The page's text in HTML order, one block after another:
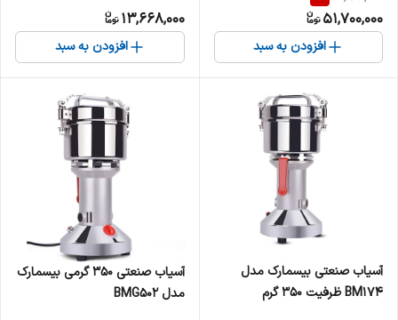
51,700,000
افزودن به سبد
13,668,000
افزودن به سبد
آسیاب صنعتی بیسمارک مدل
BM174 ظرفیت ۳۵۰ گرم
آسیاب صنعتی 350 گرمی بیسمارک
مدل BMG502